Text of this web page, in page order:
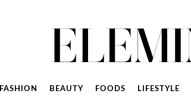
FASHION BEAUTY FOODS LIFESTYLE